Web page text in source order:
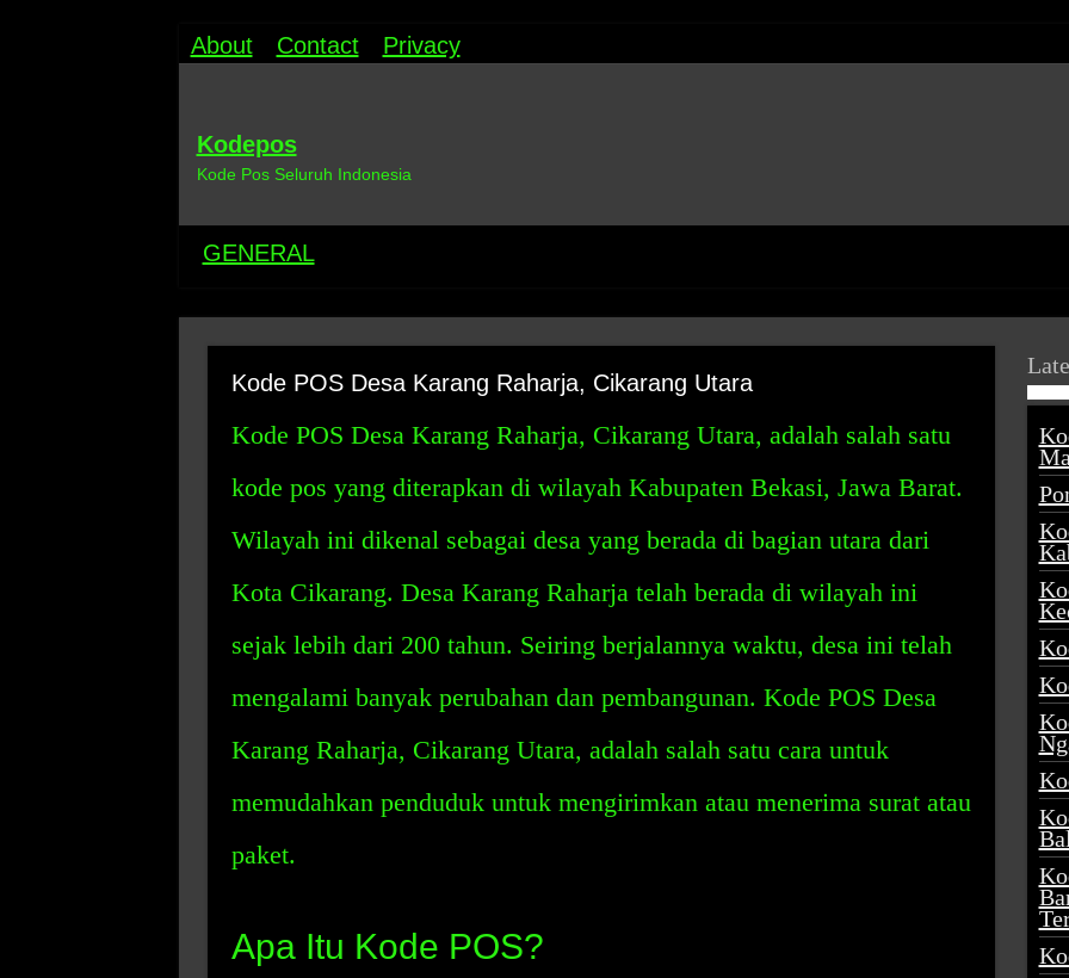
About Contact Privacy
Kodepos
Kode Pos Seluruh Indonesia
GENERAL
Kode POS Desa Karang Raharja, Cikarang Utara
Kode POS Desa Karang Raharja, Cikarang Utara, adalah salah satu
kode pos yang diterapkan di wilayah Kabupaten Bekasi, Jawa Barat.
Wilayah ini dikenal sebagai desa yang berada di bagian utara dari
Kota Cikarang. Desa Karang Raharja telah berada di wilayah ini
sejak lebih dari 200 tahun. Seiring berjalannya waktu, desa ini telah
mengalami banyak perubahan dan pembangunan. Kode POS Desa
Karang Raharja, Cikarang Utara, adalah salah satu cara untuk
memudahkan penduduk untuk mengirimkan atau menerima surat atau
paket.
Apa Itu Kode POS?